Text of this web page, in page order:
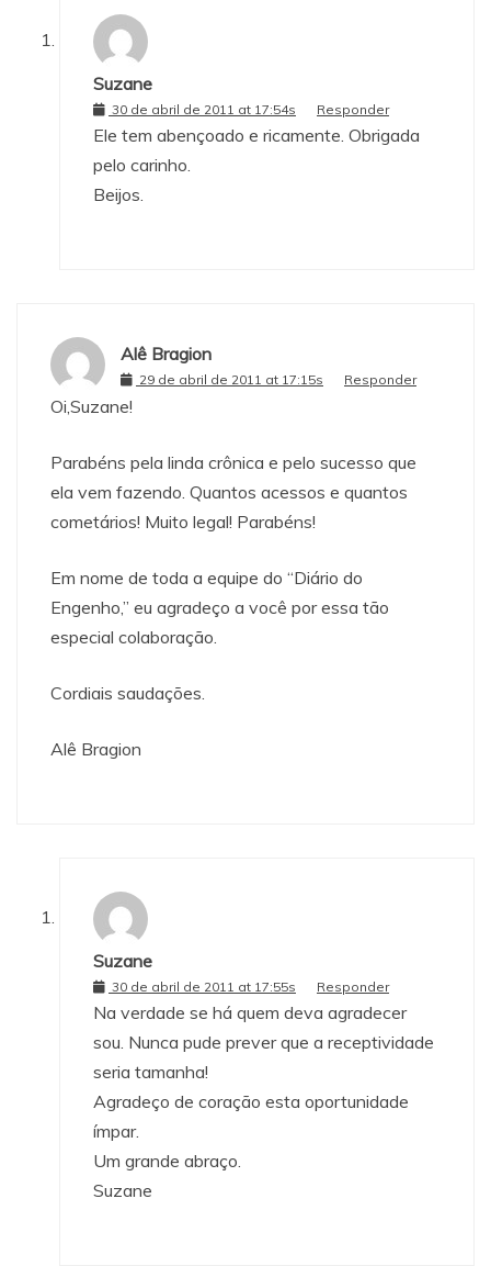
Suzane
30 de abril de 2011 at 17:54s Responder
Ele tem abençoado e ricamente. Obrigada
pelo carinho.
Beijos.
Alê Bragion
29 de abril de 2011 at 17:15s Responder
Oi,Suzane!
Parabéns pela linda crônica e pelo sucesso que
ela vem fazendo. Quantos acessos e quantos
cometários! Muito legal! Parabéns!
Em nome de toda a equipe do “Diário do
Engenho,” eu agradeço a você por essa tão
especial colaboração.
Cordiais saudações.
Alê Bragion
Suzane
30 de abril de 2011 at 17:55s Responder
Na verdade se há quem deva agradecer
sou. Nunca pude prever que a receptividade
seria tamanha!
Agradeço de coração esta oportunidade
ímpar.
Um grande abraço.
Suzane